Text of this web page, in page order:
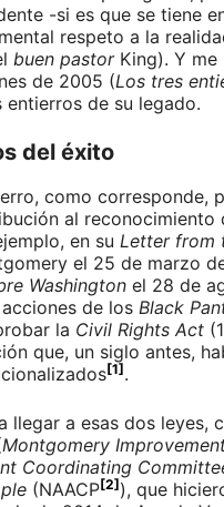
-si es que se tiene
respeto a la
buen pastor King). Y
de 2005 (Los tres
de su legado.
del éxito
como corresponde,
al
en su Letter from
el 25 de marzo
Washington el 28 de
de los Black
la Civil Rights Act
que, un siglo antes,
[1].
llegar a esas dos
Montgomery
Coordinating
(NAACP[2]), que